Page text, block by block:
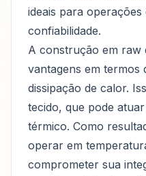
ideais para
confiabilidade.
A construção em raw
vantagens em termos
dissipação de calor.
tecido, que pode
térmico. Como
operar em
comprometer sua